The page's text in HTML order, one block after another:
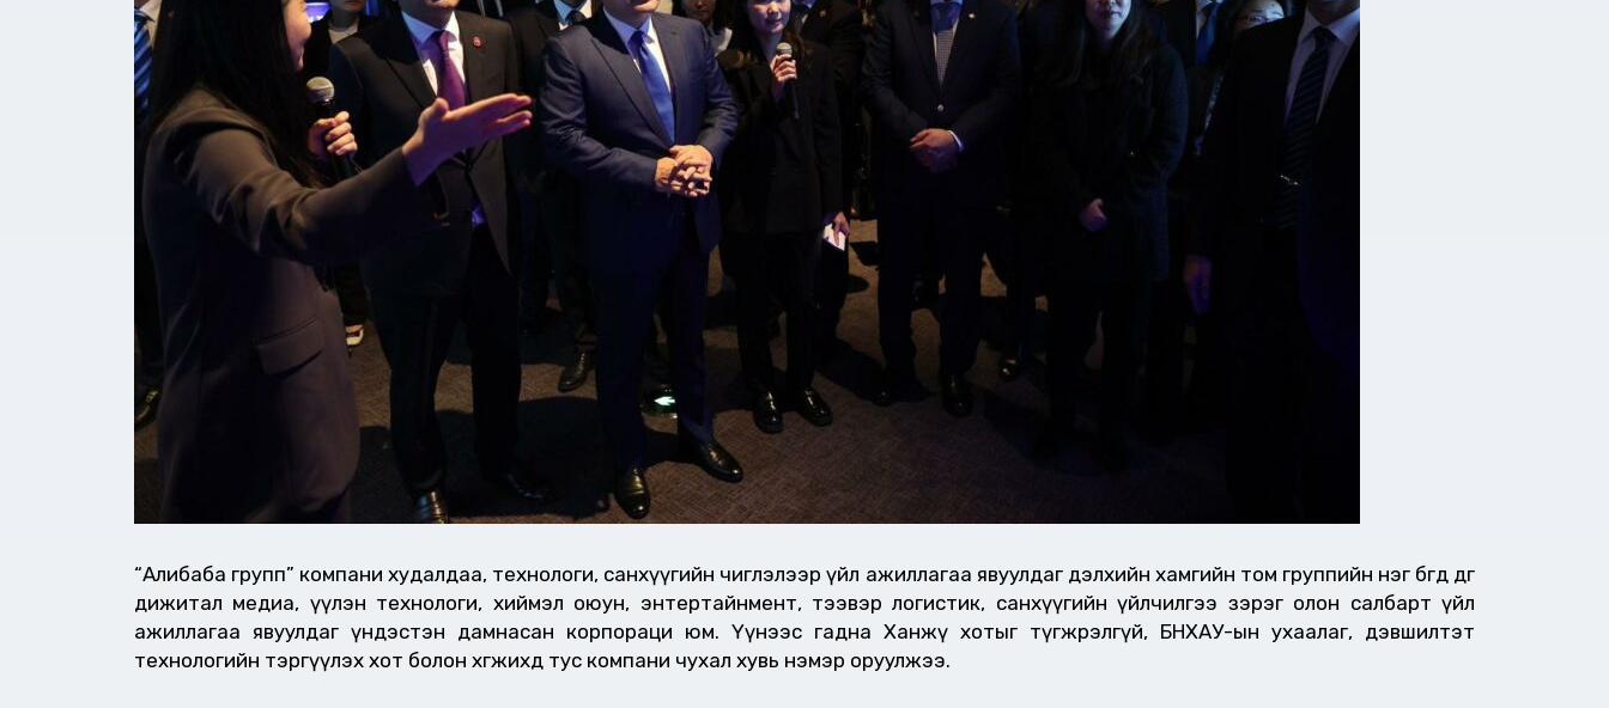
“Алибаба групп” компани худалдаа, технологи, санхүүгийн чиглэлээр үйл ажиллагаа явуулдаг дэлхийн хамгийн том группийн нэг бөгөөд өдгөө
дижитал медиа, үүлэн технологи, хиймэл оюун, энтертайнмент, тээвэр логистик, санхүүгийн үйлчилгээ зэрэг олон салбарт үйл
ажиллагаа явуулдаг үндэстэн дамнасан корпораци юм. Үүнээс гадна Ханжөү хотыг түгжрэлгүй, БНХАУ-ын ухаалаг, дэвшилтэт
технологийн тэргүүлэх хот болон хөгжихөд тус компани чухал хувь нэмэр оруулжээ.